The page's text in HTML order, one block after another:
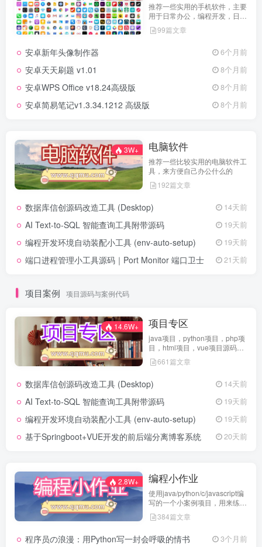
推荐一些实用的手机软件，主要
用于日常办公，编程开发，日常
维护，娱乐等等
99篇文章
安卓新年头像制作器 6个月前
安卓天天刷题 v1.01 8个月前
安卓WPS Office v18.24高级版 8个月前
安卓简易笔记v1.3.34.1212 高级版 8个月前
3W+ 电脑软件
推荐一些比较实用的电脑软件工
具，来方便自己办公什么的
192篇文章
数据库信创源码改造工具 (Desktop) 14天前
AI Text-to-SQL 智能查询工具附带源码 19天前
编程开发环境自动装配小工具 (env-auto-setup) 19天前
端口进程管理小工具源码｜Port Monitor 端口卫士 21天前
项目案例 项目源码与案例代码
14.6W+ 项目专区
java项目，python项目，php项
目，html项目，vue项目源码免
费查看661篇文章
数据库信创源码改造工具 (Desktop) 14天前
AI Text-to-SQL 智能查询工具附带源码 19天前
编程开发环境自动装配小工具 (env-auto-setup) 19天前
基于Springboot+VUE开发的前后端分离博客系统 20天前
2.8W+ 编程小作业
使用java/python/c/javascript编
写的一个小案例项目，用来练习
代码编程
384篇文章
程序员の浪漫：用Python写一封会呼吸的情书 3个月前